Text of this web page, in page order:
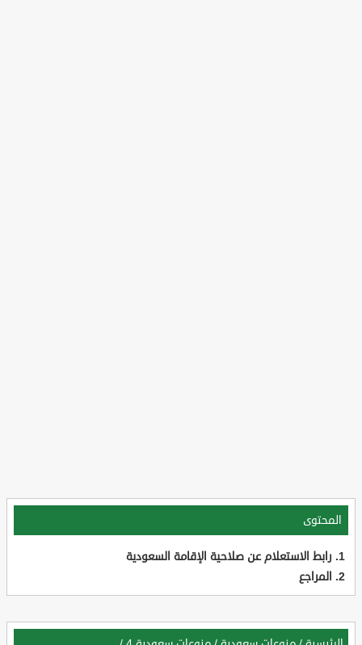
المحتوى
رابط الاستعلام عن صلاحية الإقامة السعودية
المراجع